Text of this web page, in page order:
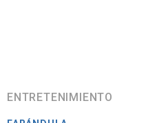
ENTRETENIMIENTO